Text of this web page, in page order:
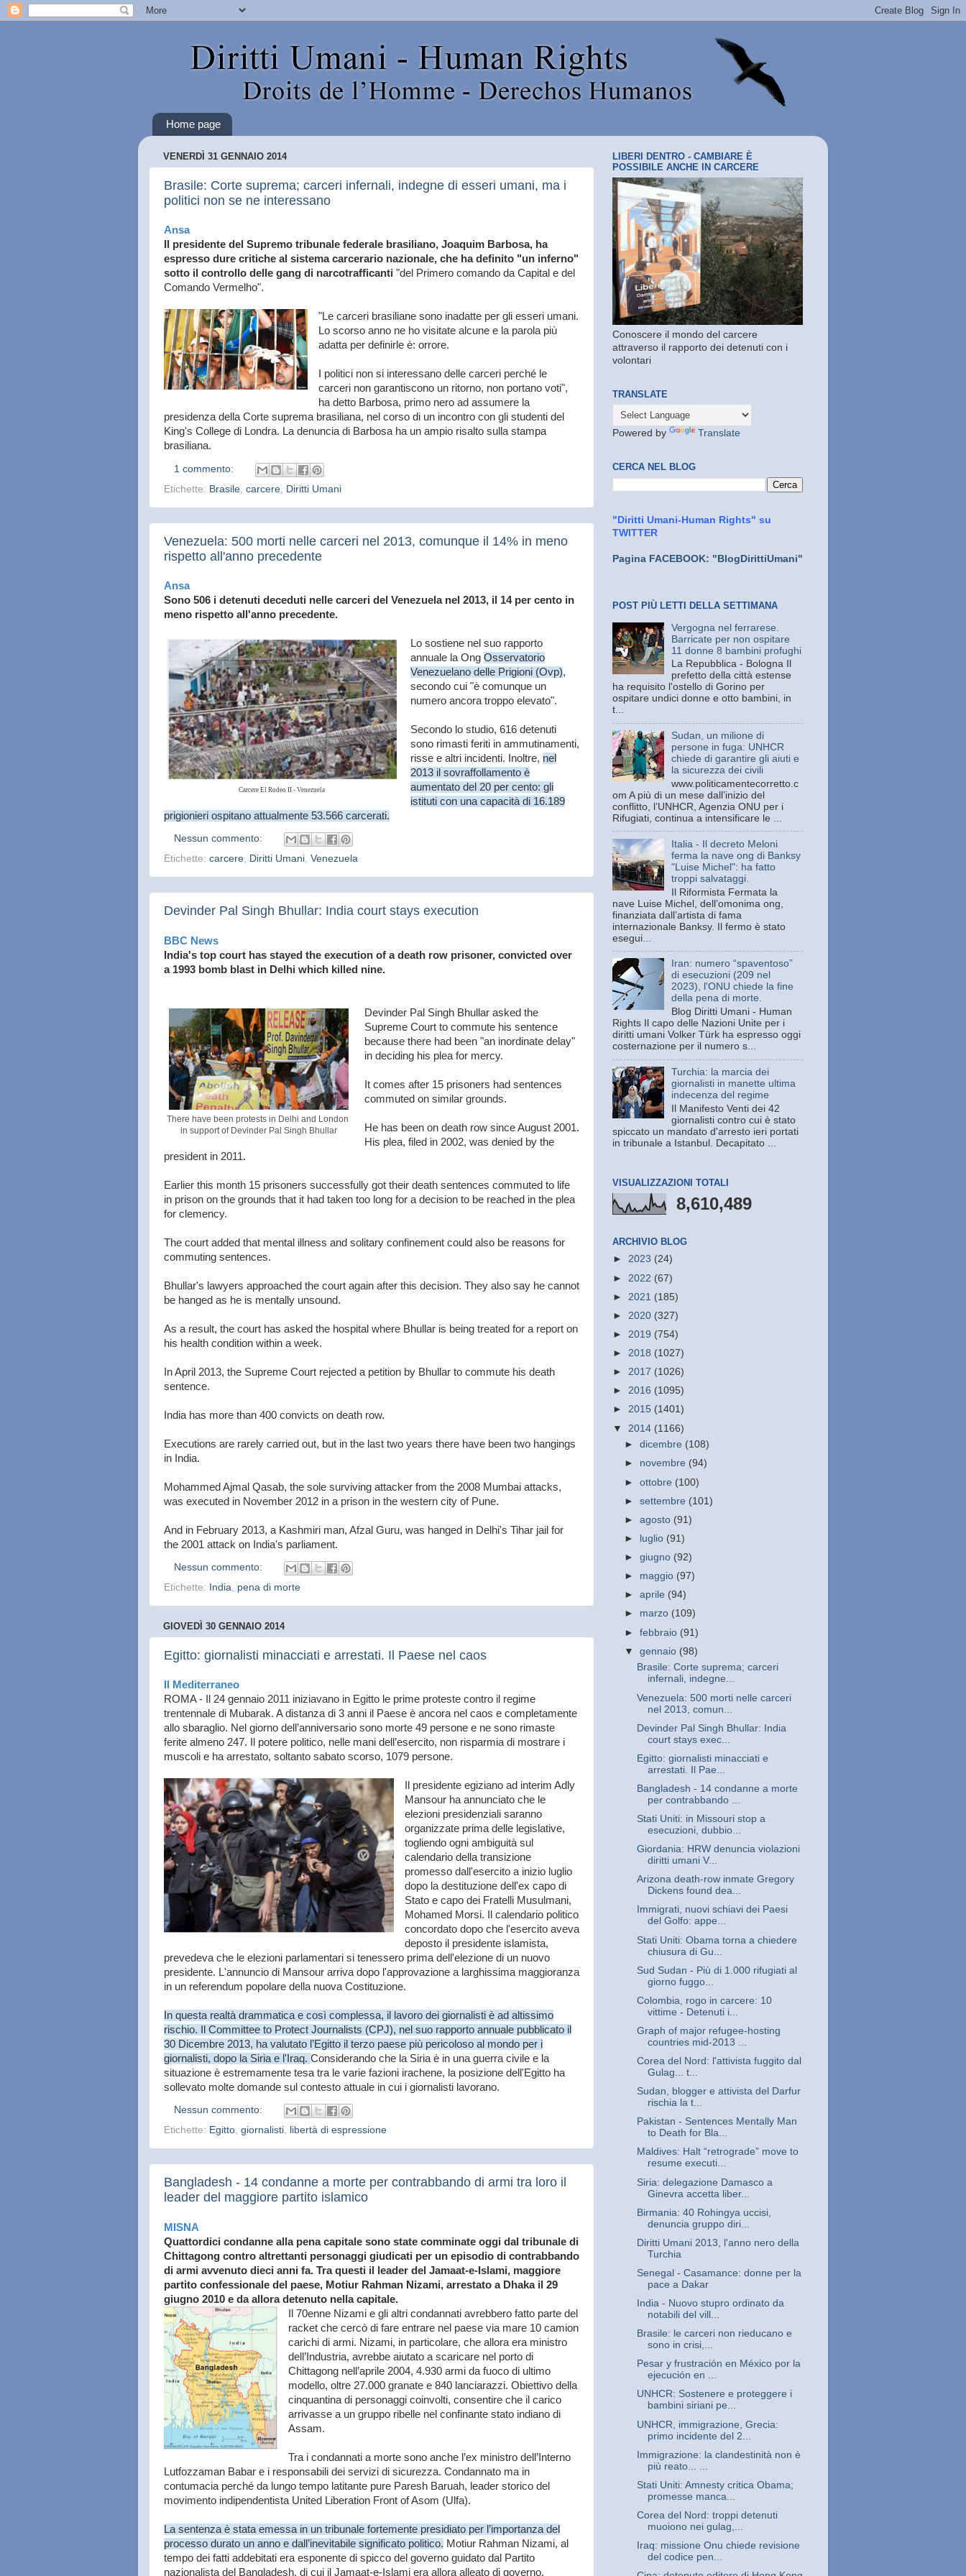
Home page
VENERDÌ 31 GENNAIO 2014
Brasile: Corte suprema; carceri infernali, indegne di esseri umani, ma i
politici non se ne interessano
Ansa
Il presidente del Supremo tribunale federale brasiliano, Joaquim Barbosa, ha
espresso dure critiche al sistema carcerario nazionale, che ha definito "un inferno"
sotto il controllo delle gang di narcotrafficanti "del Primero comando da Capital e del
Comando Vermelho".
"Le carceri brasiliane sono inadatte per gli esseri umani.
Lo scorso anno ne ho visitate alcune e la parola più
adatta per definirle è: orrore.
I politici non si interessano delle carceri perché le
carceri non garantiscono un ritorno, non portano voti",
ha detto Barbosa, primo nero ad assumere la
presidenza della Corte suprema brasiliana, nel corso di un incontro con gli studenti del
King's College di Londra. La denuncia di Barbosa ha un ampio risalto sulla stampa
brasiliana.
1 commento:
Etichette: Brasile carcere Diritti Umani
Venezuela: 500 morti nelle carceri nel 2013, comunque il 14% in meno
rispetto all'anno precedente
Ansa
Sono 506 i detenuti deceduti nelle carceri del Venezuela nel 2013, il 14 per cento in
meno rispetto all'anno precedente.
Carcere El Rodeo II - Venezuela
Lo sostiene nel suo rapporto
annuale la Ong Osservatorio
Venezuelano delle Prigioni (Ovp),
secondo cui "è comunque un
numero ancora troppo elevato".
Secondo lo studio, 616 detenuti
sono rimasti feriti in ammutinamenti,
risse e altri incidenti. Inoltre, nel
2013 il sovraffollamento è
aumentato del 20 per cento: gli
istituti con una capacità di 16.189
prigionieri ospitano attualmente 53.566 carcerati.
Nessun commento:
Etichette: carcere, Diritti Umani, Venezuela
Devinder Pal Singh Bhullar: India court stays execution
BBC News
India's top court has stayed the execution of a death row prisoner, convicted over
a 1993 bomb blast in Delhi which killed nine.
There have been protests in Delhi and London
in support of Devinder Pal Singh Bhullar
Devinder Pal Singh Bhullar asked the
Supreme Court to commute his sentence
because there had been "an inordinate delay"
in deciding his plea for mercy.
It comes after 15 prisoners had sentences
commuted on similar grounds.
He has been on death row since August 2001.
His plea, filed in 2002, was denied by the
president in 2011.
Earlier this month 15 prisoners successfully got their death sentences commuted to life
in prison on the grounds that it had taken too long for a decision to be reached in the plea
for clemency.
The court added that mental illness and solitary confinement could also be reasons for
commuting sentences.
Bhullar's lawyers approached the court again after this decision. They also say he cannot
be hanged as he is mentally unsound.
As a result, the court has asked the hospital where Bhullar is being treated for a report on
his health condition within a week.
In April 2013, the Supreme Court rejected a petition by Bhullar to commute his death
sentence.
India has more than 400 convicts on death row.
Executions are rarely carried out, but in the last two years there have been two hangings
in India.
Mohammed Ajmal Qasab, the sole surviving attacker from the 2008 Mumbai attacks,
was executed in November 2012 in a prison in the western city of Pune.
And in February 2013, a Kashmiri man, Afzal Guru, was hanged in Delhi's Tihar jail for
the 2001 attack on India's parliament.
Nessun commento:
Etichette:
India, pena di morte
GIOVEDÌ 30 GENNAIO 2014
Egitto: giornalisti minacciati e arrestati. Il Paese nel caos
Il Mediterraneo
ROMA - Il 24 gennaio 2011 iniziavano in Egitto le prime proteste contro il regime
trentennale di Mubarak. A distanza di 3 anni il Paese è ancora nel caos e completamente
allo sbaraglio. Nel giorno dell’anniversario sono morte 49 persone e ne sono rimaste
ferite almeno 247. Il potere politico, nelle mani dell’esercito, non risparmia di mostrare i
muscoli e ha arrestato, soltanto sabato scorso, 1079 persone.
Il presidente egiziano ad interim Adly
Mansour ha annunciato che le
elezioni presidenziali saranno
organizzate prima delle legislative,
togliendo ogni ambiguità sul
calendario della transizione
promesso dall'esercito a inizio luglio
dopo la destituzione dell'ex capo di
Stato e capo dei Fratelli Musulmani,
Mohamed Morsi. Il calendario politico
concordato dopo che l'esercito aveva
deposto il presidente islamista,
prevedeva che le elezioni parlamentari si tenessero prima dell'elezione di un nuovo
presidente. L'annuncio di Mansour arriva dopo l'approvazione a larghissima maggioranza
in un referendum popolare della nuova Costituzione.
In questa realtà drammatica e così complessa, il lavoro dei giornalisti è ad altissimo
rischio. Il Committee to Protect Journalists (CPJ), nel suo rapporto annuale pubblicato il
30 Dicembre 2013, ha valutato l’Egitto il terzo paese più pericoloso al mondo per i
giornalisti, dopo la Siria e l'Iraq. Considerando che la Siria è in una guerra civile e la
situazione è estremamente tesa tra le varie fazioni irachene, la posizione dell'Egitto ha
sollevato molte domande sul contesto attuale in cui i giornalisti lavorano.
Nessun commento:
Etichette: Egitto, giornalisti, libertà di espressione
Bangladesh - 14 condanne a morte per contrabbando di armi tra loro il
leader del maggiore partito islamico
MISNA
Quattordici condanne alla pena capitale sono state comminate oggi dal tribunale di
Chittagong contro altrettanti personaggi giudicati per un episodio di contrabbando
di armi avvenuto dieci anni fa. Tra questi il leader del Jamaat-e-Islami, maggiore
partito confessionale del paese, Motiur Rahman Nizami, arrestato a Dhaka il 29
giugno 2010 e da allora detenuto nella capitale.
Il 70enne Nizami e gli altri condannati avrebbero fatto parte del
racket che cercò di fare entrare nel paese via mare 10 camion
carichi di armi. Nizami, in particolare, che allora era ministro
dell’Industria, avrebbe aiutato a scaricare nel porto di
Chittagong nell’aprile 2004, 4.930 armi da fuoco di ultimo
modello, oltre 27.000 granate e 840 lanciarazzi. Obiettivo della
cinquantina di personaggi coinvolti, consentire che il carico
arrivasse a un gruppo ribelle nel confinante stato indiano di
Assam.
Tra i condannati a morte sono anche l’ex ministro dell’Interno
Lutfozzaman Babar e i responsabili dei servizi di sicurezza. Condannato ma in
contumacia perché da lungo tempo latitante pure Paresh Baruah, leader storico del
movimento indipendentista United Liberation Front of Asom (Ulfa).
La sentenza è stata emessa in un tribunale fortemente presidiato per l’importanza del
processo durato un anno e dall’inevitabile significato politico. Motiur Rahman Nizami, al
tempo dei fatti addebitati era esponente di spicco del governo guidato dal Partito
nazionalista del Bangladesh, di cui il Jamaat-e-Islami era allora alleato di governo.
LIBERI DENTRO - CAMBIARE È
POSSIBILE ANCHE IN CARCERE
Conoscere il mondo del carcere
attraverso il rapporto dei detenuti con i
volontari
TRANSLATE
Powered by Translate
CERCA NEL BLOG
"Diritti Umani-Human Rights" su
TWITTER
Pagina FACEBOOK: "BlogDirittiUmani"
POST PIÙ LETTI DELLA SETTIMANA
Vergogna nel ferrarese.
Barricate per non ospitare
11 donne 8 bambini profughi
La Repubblica - Bologna Il
prefetto della città estense
ha requisito l'ostello di Gorino per
ospitare undici donne e otto bambini, in
t...
Sudan, un milione di
persone in fuga: UNHCR
chiede di garantire gli aiuti e
la sicurezza dei civili
www.politicamentecorretto.c
om A più di un mese dall’inizio del
conflitto, l’UNHCR, Agenzia ONU per i
Rifugiati, continua a intensificare le ...
Italia - Il decreto Meloni
ferma la nave ong di Banksy
"Luise Michel": ha fatto
troppi salvataggi.
Il Riformista Fermata la
nave Luise Michel, dell’omonima ong,
finanziata dall’artista di fama
internazionale Banksy. Il fermo è stato
esegui...
Iran: numero “spaventoso”
di esecuzioni (209 nel
2023), l'ONU chiede la fine
della pena di morte.
Blog Diritti Umani - Human
Rights Il capo delle Nazioni Unite per i
diritti umani Volker Türk ha espresso oggi
costernazione per il numero s...
Turchia: la marcia dei
giornalisti in manette ultima
indecenza del regime
Il Manifesto Venti dei 42
giornalisti contro cui è stato
spiccato un mandato d'arresto ieri portati
in tribunale a Istanbul. Decapitato ...
VISUALIZZAZIONI TOTALI
8,610,489
ARCHIVIO BLOG
► 2023 (24)
► 2022 (67)
► 2021 (185)
► 2020 (327)
► 2019 (754)
► 2018 (1027)
► 2017 (1026)
► 2016 (1095)
► 2015 (1401)
▼ 2014 (1166)
►dicembre (108)
► novembre (94)
►ottobre (100)
►settembre (101)
►agosto (91)
►
luglio (91)
►giugno (92)
► maggio (97)
►aprile (94)
► marzo (109)
►febbraio (91)
▼gennaio (98)
Brasile: Corte suprema; carceri
infernali, indegne...
Venezuela: 500 morti nelle carceri
nel 2013, comun...
Devinder Pal Singh Bhullar: India
court stays exec...
Egitto: giornalisti minacciati e
arrestati. Il Pae...
Bangladesh - 14 condanne a morte
per contrabbando ...
Stati Uniti: in Missouri stop a
esecuzioni, dubbio...
Giordania: HRW denuncia violazioni
diritti umani V...
Arizona death-row inmate Gregory
Dickens found dea...
Immigrati, nuovi schiavi dei Paesi
del Golfo: appe...
Stati Uniti: Obama torna a chiedere
chiusura di Gu...
Sud Sudan - Più di 1.000 rifugiati al
giorno fuggo...
Colombia, rogo in carcere: 10
vittime - Detenuti i...
Graph of major refugee-hosting
countries mid-2013 ...
Corea del Nord: l'attivista fuggito dal
Gulag... t...
Sudan, blogger e attivista del Darfur
rischia la t...
Pakistan - Sentences Mentally Man
to Death for Bla...
Maldives: Halt “retrograde” move to
resume executi...
Siria: delegazione Damasco a
Ginevra accetta liber...
Birmania: 40 Rohingya uccisi,
denuncia gruppo diri...
Diritti Umani 2013, l'anno nero della
Turchia
Senegal - Casamance: donne per la
pace a Dakar
India - Nuovo stupro ordinato da
notabili del vill...
Brasile: le carceri non rieducano e
sono in crisi,...
Pesar y frustración en México por la
ejecución en ...
UNHCR: Sostenere e proteggere i
bambini siriani pe...
UNHCR, immigrazione, Grecia:
primo incidente del 2...
Immigrazione: la clandestinità non è
più reato... ...
Stati Uniti: Amnesty critica Obama;
promesse manca...
Corea del Nord: troppi detenuti
muoiono nei gulag,...
Iraq: missione Onu chiede revisione
del codice pen...